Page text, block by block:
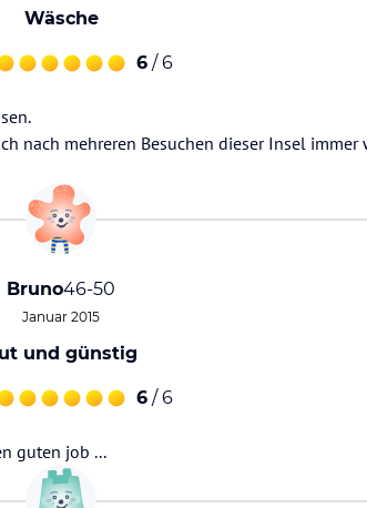
Wäsche
6 / 6
nach mehreren Besuchen dieser Insel immer
Bruno46-50
Januar 2015
und günstig
6 / 6
guten job ...